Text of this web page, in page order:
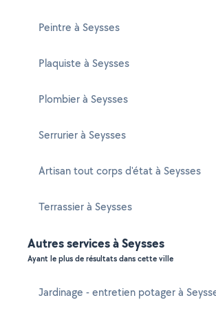
Peintre à Seysses
Plaquiste à Seysses
Plombier à Seysses
Serrurier à Seysses
Artisan tout corps d'état à Seysses
Terrassier à Seysses
Autres services à Seysses
Ayant le plus de résultats dans cette ville
Jardinage - entretien potager à